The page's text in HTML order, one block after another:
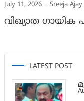
July 11, 2026 Sreeja Ajay
വിഖ്യാത
LATEST POST